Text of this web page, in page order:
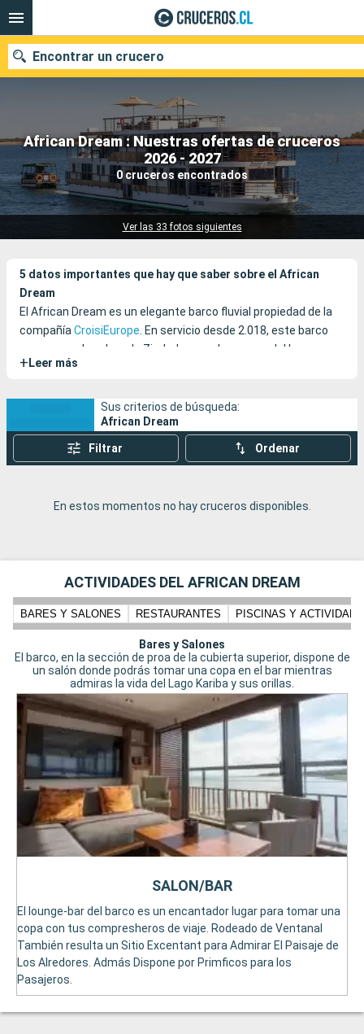
African Dream : Nuestras ofertas de cruceros
2026 - 2027
0 cruceros encontrados
Ver las 33 fotos siguientes
Encontrar un crucero
Nuestros destinos
Fecha de salida
5 datos importantes que hay que saber sobre el African
Dream
El African Dream es un elegante barco fluvial propiedad de la
compañíaCroisiEurope. En servicio desde 2.018, este barco
navega con bandera de Zimbabue por las aguas del Lago
Kariba, situado entre Zambia y Zimbabue.
+ Leer más
Sus criterios de búsqueda:
African Dream
Filtrar Ordenar
En estos momentos no hay cruceros disponibles.
ACTIVIDADES DEL AFRICAN DREAM
BARES Y SALONES RESTAURANTES PISCINAS Y
Bares y Salones
El barco, en la sección de proa de la cubierta superior, dispone de
un salón donde podrás tomar una copa en el bar mientras
admiras la vida del Lago Kariba y sus orillas.
El lounge-bar del barco es un encantador lugar para tomar una
copa con tus compresheros de viaje. Rodeado de Ventanal
También resulta un Sitio Excentant para Admirar El Paisaje de
Los Alredores. Admás Dispone por Primficos para los
Pasajeros.
SALON/BAR